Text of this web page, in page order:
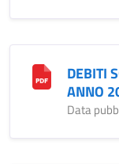
DEBITI
ANNO
Data